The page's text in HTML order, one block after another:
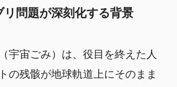
リ問題が深刻化する背景
宇宙ごみ）は、役目を終えた人
の残骸が地球軌道上にそのまま